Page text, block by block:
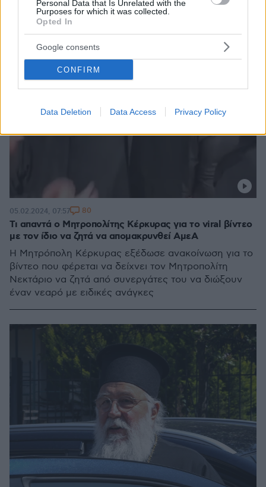
Personal Data that Is Unrelated with the
Purposes for which it was collected.
Opted In
Google consents
CONFIRM
Data Deletion Data Access Privacy Policy
Τι απαντά ο Μητροπολίτης Κέρκυρας για το viral βίντεο
με τον ίδιο να ζητά να απομακρυνθεί ΑμεΑ
Η Μητρόπολη Κέρκυρας εξέδωσε ανακοίνωση για το
βίντεο που φέρεται να δείχνει τον Μητροπολίτη
Νεκτάριο να ζητά από συνεργάτες του να διώξουν
έναν νεαρό με ειδικές ανάγκες
05.02.2024, 07:57 80